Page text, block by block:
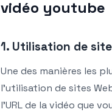
vidéo youtube
1. Utilisation de
Une des manières les
l’utilisation de sites
l’URL de la vidéo que